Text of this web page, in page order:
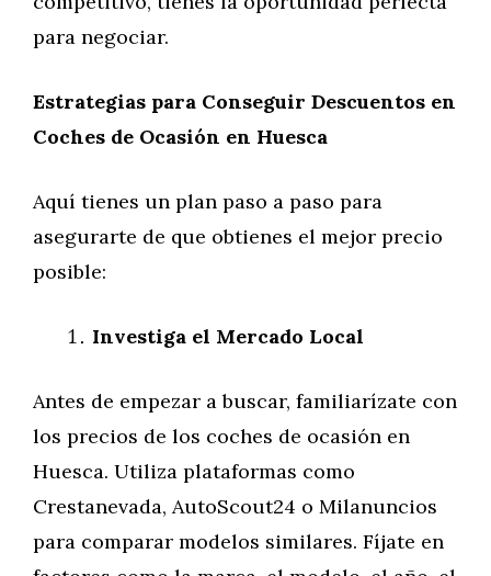
para negociar.
Estrategias para Conseguir Descuentos en
Coches de Ocasión en Huesca
Aquí tienes un plan paso a paso para
asegurarte de que obtienes el mejor precio
posible:
Investiga el Mercado Local
Antes de empezar a buscar, familiarízate con
los precios de los coches de ocasión en
Huesca. Utiliza plataformas como
Crestanevada, AutoScout24 o Milanuncios
para comparar modelos similares. Fíjate en